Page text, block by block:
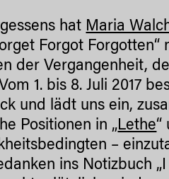
hat Maria
Forgot
der Vergangenheit,
1. bis 8. Juli 2017
und lädt uns ein,
Positionen in „Lethe“
–
ins Notizbuch